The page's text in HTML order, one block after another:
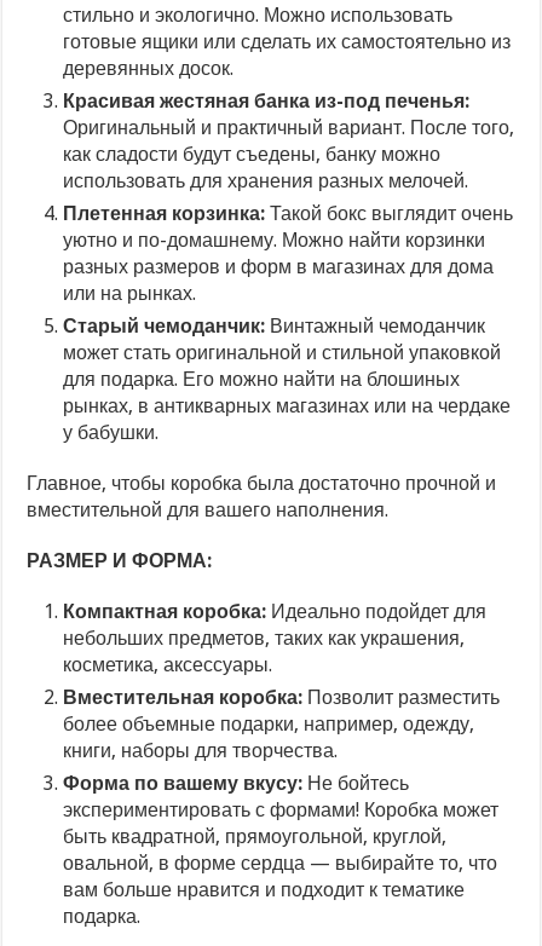
стильно и экологично. Можно использовать
готовые ящики или сделать их самостоятельно из
деревянных досок.
Красивая жестяная банка из-под печенья:
Оригинальный и практичный вариант. После того,
как сладости будут съедены, банку можно
использовать для хранения разных мелочей.
Плетенная корзинка: Такой бокс выглядит очень
уютно и по-домашнему. Можно найти корзинки
разных размеров и форм в магазинах для дома
или на рынках.
Старый чемоданчик: Винтажный чемоданчик
может стать оригинальной и стильной упаковкой
для подарка. Его можно найти на блошиных
рынках, в антикварных магазинах или на чердаке
у бабушки.
Главное, чтобы коробка была достаточно прочной и
вместительной для вашего наполнения.
РАЗМЕР И ФОРМА:
Компактная коробка: Идеально подойдет для
небольших предметов, таких как украшения,
косметика, аксессуары.
Вместительная коробка: Позволит разместить
более объемные подарки, например, одежду,
книги, наборы для творчества.
Форма по вашему вкусу: Не бойтесь
экспериментировать с формами! Коробка может
быть квадратной, прямоугольной, круглой,
овальной, в форме сердца — выбирайте то, что
вам больше нравится и подходит к тематике
подарка.